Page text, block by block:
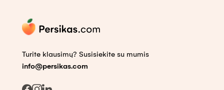
Turite klausimų? Susisiekite su mumis
info@persikas.com